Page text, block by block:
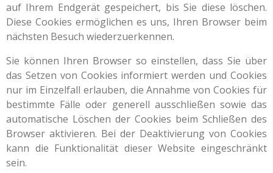
auf Ihrem Endgerät gespeichert, bis Sie diese löschen.
Diese Cookies ermöglichen es uns, Ihren Browser beim
nächsten Besuch wiederzuerkennen.
Sie können Ihren Browser so einstellen, dass Sie über
das Setzen von Cookies informiert werden und Cookies
nur im Einzelfall erlauben, die Annahme von Cookies für
bestimmte Fälle oder generell ausschließen sowie das
automatische Löschen der Cookies beim Schließen des
Browser aktivieren. Bei der Deaktivierung von Cookies
kann die Funktionalität dieser Website eingeschränkt
sein.